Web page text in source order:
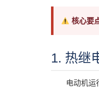
核心要
1. 热继
电动机运